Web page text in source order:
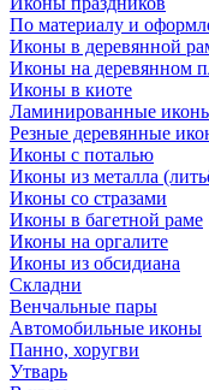
По материалу и
Иконы в деревянной
Иконы на деревянном
Иконы в киоте
Ламинированные
Резные деревянные
Иконы с поталью
Иконы из металла
Иконы со стразами
Иконы в багетной раме
Иконы на оргалите
Иконы из обсидиана
Складни
Венчальные пары
Автомобильные иконы
Панно, хоругви
Утварь